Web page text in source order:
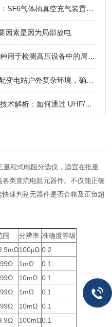
告别潮气残留与气体污染：SF6气体抽真空充气装置靠多级过滤设计，实现高纯SF6气体安全充注
因素是因为局部放电
手持局部放电检测仪是一种用于检测高压设备中的局部放电现象的仪器
SF6密度继电器校验仪适配变电站户外复杂环境，确保数据精准度
手持局部放电检测仪核心技术解析：如何通过 UHF/超声波实现电力设备隐患早期识别？
程式电阻分选仪，适宜在批量
类直流电阻元器件。不仅能正确
速判别元器件是否合格及正负超
围 分辨率 准确度等级
100µΩ 0.2
1mΩ
0.1
10mΩ 0.1
1mΩ
0.1
10mΩ 0.1
100mΩ0.1